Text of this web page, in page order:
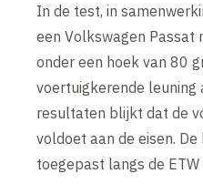
In de test, in
een Volkswagen
onder een hoek van 80
voertuigkerende leuning
resultaten blijkt dat de
voldoet aan de eisen.
toegepast langs de